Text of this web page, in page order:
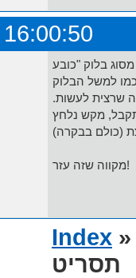
למשל הבלוק
שרצית לעשות.
מקש נלחץ
מקווה שזה עזר!
Index
תסריט